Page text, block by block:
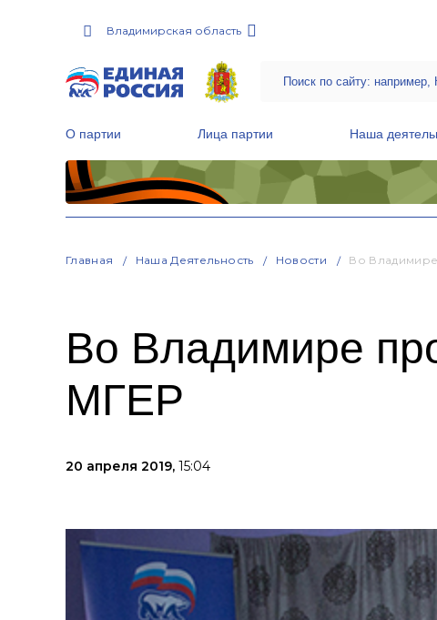
Владимирская область
О партии Лица партии Наша
Главная Наша Деятельность Новости Во
Во Владимире
МГЕР
20 апреля 2019, 15:04